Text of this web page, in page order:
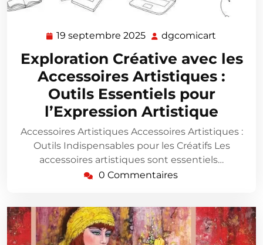
19 septembre 2025 19
septembre
2025
dgcomicart
Exploration Créative avec les
Accessoires Artistiques :
Outils Essentiels pour
l’Expression Artistique
Accessoires Artistiques Accessoires Artistiques :
Outils Indispensables pour les Créatifs Les
accessoires artistiques sont essentiels…
0 Commentaires